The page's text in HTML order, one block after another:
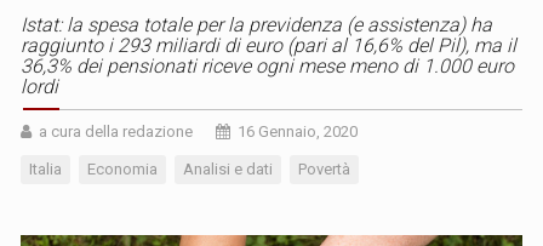
Istat: la spesa totale per la previdenza (e assistenza) ha
raggiunto i 293 miliardi di euro (pari al 16,6% del Pil), ma il
36,3% dei pensionati riceve ogni mese meno di 1.000 euro
lordi
a cura della redazione 16 Gennaio, 2020
Italia Economia Analisi e dati Povertà